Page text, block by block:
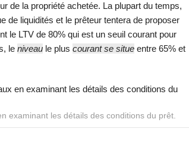
de la propriété achetée. La plupart du temps,
de liquidités et le prêteur tentera de proposer
le LTV de 80% qui est un seuil courant pour
le niveau le plus courant se situe entre 65% et
examinant les détails des conditions du prêt.